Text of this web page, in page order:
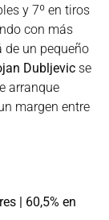
y 7º en tiros
con más
un pequeño
Dubljevic se
arranque
margen entre
| 60,5% en